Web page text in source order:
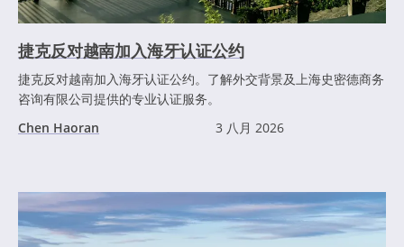
捷克反对越南加入海牙认证公约
捷克反对越南加入海牙认证公约。了解外交背景及上海史密德商务
咨询有限公司提供的专业认证服务。
Chen Haoran
3 八月 2026